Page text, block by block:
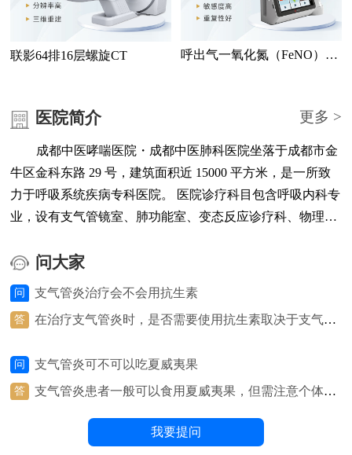
联影64排16层螺旋CT
呼出气一氧化氮（FeNO）测
医院简介 更多 >
成都中医哮喘医院・成都中医肺科医院坐落于成都市金
牛区金科东路 29 号，建筑面积近 15000 平方米，是一所致
力于呼吸系统疾病专科医院。 医院诊疗科目包含呼吸内科专
业，设有支气管镜室、肺功能室、变态反应诊疗科、物理治
心等科室与功能区域。 医院配备联影 64 排 16 层螺旋 CT、
联影数字放射成像系统（DR）、NSA800 全自动生化分析系
统、呼出气一氧化氮（FeNO）测定仪等医疗设备，并组建
有呼吸与危重症医学科、检验科、影像科、病理科等多学科
问大家
问 支气管炎治疗会不会用抗生素
答
在治疗支气管炎时，是否需要使用抗生素取决于支气管
的，医生可能会考虑使用抗生素来治疗。细菌感染通常
表现为支气管炎的急性加重，伴有黏稠的痰、发热、咳
嗽等症状。在这种情况下，抗生素可以帮助清除细菌感
都需要使用抗生素。许多支气管炎是由病毒感染引起
的，此时抗生素无法治疗病毒感染。在这种情况下，医
问 支气管炎可不可以吃夏威夷果
答
支气管炎患者一般可以食用夏威夷果，但需注意个体差
维，有助于提供能量和营养。然而，有些人可能对坚果
过敏，或者夏威夷果可能会引起消化不良或过敏反应。
我要提问